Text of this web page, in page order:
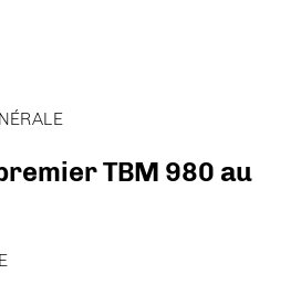
TBM 980 au